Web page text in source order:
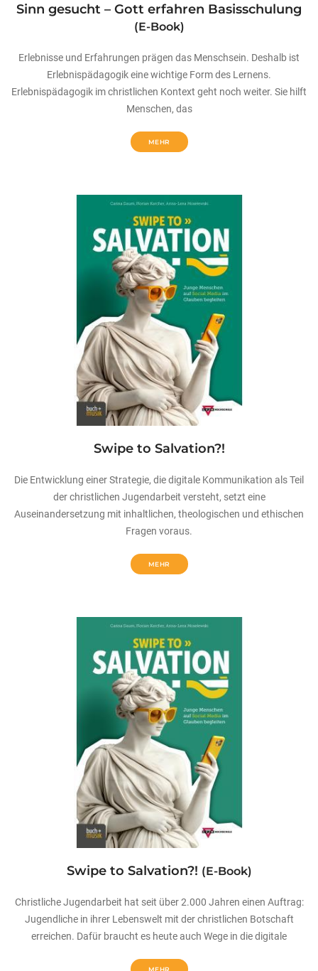
Sinn gesucht – Gott erfahren Basisschulung
(E-Book)
Erlebnisse und Erfahrungen prägen das Menschsein. Deshalb ist
Erlebnispädagogik eine wichtige Form des Lernens.
Erlebnispädagogik im christlichen Kontext geht noch weiter. Sie hilft
Menschen, das
MEHR
Swipe to Salvation?!
Die Entwicklung einer Strategie, die digitale Kommunikation als Teil
der christlichen Jugendarbeit versteht, setzt eine
Auseinandersetzung mit inhaltlichen, theologischen und ethischen
Fragen voraus.
MEHR
Swipe to Salvation?! (E-Book)
Christliche Jugendarbeit hat seit über 2.000 Jahren einen Auftrag:
Jugendliche in ihrer Lebenswelt mit der christlichen Botschaft
erreichen. Dafür braucht es heute auch Wege in die digitale
MEHR